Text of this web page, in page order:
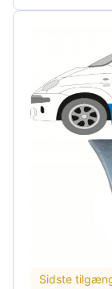
Sidste